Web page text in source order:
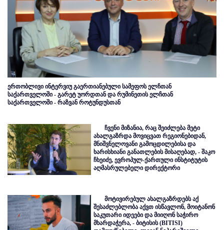
ერთობლივი ინტერვიუ გაერთიანებული სამეფოს ელჩთან
საქართველოში - გარეტ უორდთან და რუმინეთის ელჩთან
საქართველოში - რაზვან როტუნდუსთან
ჩვენი მიზანია, რაც შეიძლება მეტი
ახალგაზრდა მოვიცვათ რეგიონებიდან,
მნიშვნელოვანი გამოცდილებისა და
ხარისხიანი განათლების მისაღებად, - შაკო
ჩხეიძე, ევროპულ-ქართული ინსტიტუტის
აღმასრულებელი დირექტორი
მოტივირებულ ახალგაზრდებს აქ
შესაძლებლობა აქვთ ისწავლონ, მოიტანონ
საკუთარი იდეები და მიიღონ საჭირო
მხარდაჭერა, - ბიტისის (BITISI)